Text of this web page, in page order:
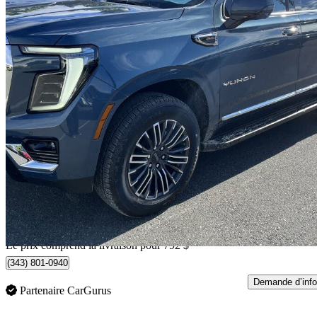
2026 GMC Yukon
Elevation 4WD1 195 km
97 267 $ Affaire
1 705 $/mois env.
Livraison à domicile de Parksville, BC
Le prix comprend la livraison pour 792 $
(343) 801-0940
Partenaire CarGurus
Demande d’info